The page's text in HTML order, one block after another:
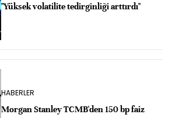
"Yüksek volatilite tedirginliği arttırdı"
HABERLER
Morgan Stanley TCMB'den 150 bp faiz